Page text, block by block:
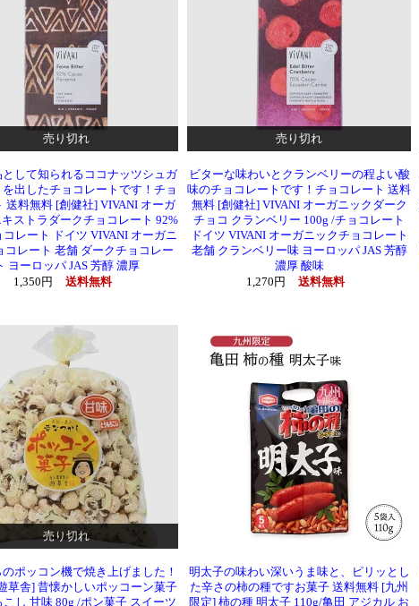
売り切れ 売り切れ
して知られるココナッツシュガ
出したチョコレートです！チョ
送料無料 [創健社] VIVANI オーガ
ストラダークチョコレート 92%
コレート ドイツ VIVANI オーガニ
コレート 老舗 ダークチョコレー
ヨーロッパ JAS 芳醇 濃厚
1,350円
送料無料
ビターな味わいとクランベリーの程よい酸
味のチョコレートです！チョコレート 送料
無料 [創健社] VIVANI オーガニックダーク
チョコ クランベリー 100g /チョコレート
ドイツ VIVANI オーガニックチョコレート
老舗 クランベリー味 ヨーロッパ JAS 芳醇
濃厚 酸味
1,270円
送料無料
売り切れ
ポッコン機で焼き上げました！
草舎] 昔懐かしいポッコーン菓子
し 甘味 80g /ポン菓子 スイーツ
明太子の味わい深いうま味と、ピリッとし
た辛さの柿の種ですお菓子 送料無料 [九州
限定] 柿の種 明太子 110g/亀田 アジカル お